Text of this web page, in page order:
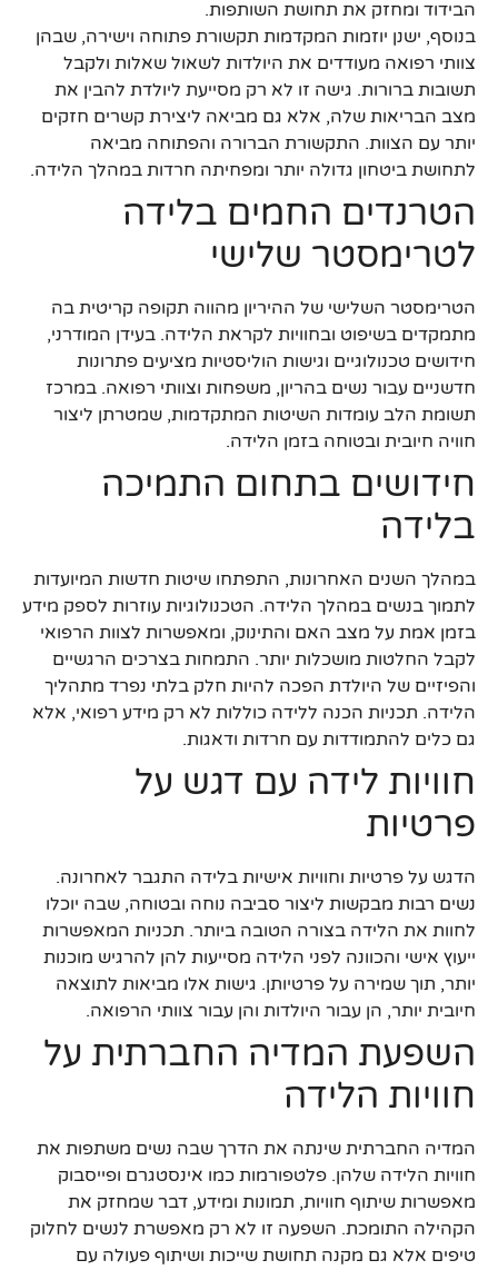
הבידוד ומחזק את תחושת השותפות.
בנוסף, ישנן יוזמות המקדמות תקשורת פתוחה וישירה, שבהן
צוותי רפואה מעודדים את היולדות לשאול שאלות ולקבל
תשובות ברורות. גישה זו לא רק מסייעת ליולדת להבין את
מצב הבריאות שלה, אלא גם מביאה ליצירת קשרים חזקים
יותר עם הצוות. התקשורת הברורה והפתוחה מביאה
לתחושת ביטחון גדולה יותר ומפחיתה חרדות במהלך הלידה.
הטרנדים החמים בלידה
לטרימסטר שלישי
הטרימסטר השלישי של ההיריון מהווה תקופה קריטית בה
מתמקדים בשיפוט ובחוויות לקראת הלידה. בעידן המודרני,
חידושים טכנולוגיים וגישות הוליסטיות מציעים פתרונות
חדשניים עבור נשים בהריון, משפחות וצוותי רפואה. במרכז
תשומת הלב עומדות השיטות המתקדמות, שמטרתן ליצור
חוויה חיובית ובטוחה בזמן הלידה.
חידושים בתחום התמיכה
בלידה
במהלך השנים האחרונות, התפתחו שיטות חדשות המיועדות
לתמוך בנשים במהלך הלידה. הטכנולוגיות עוזרות לספק מידע
בזמן אמת על מצב האם והתינוק, ומאפשרות לצוות הרפואי
לקבל החלטות מושכלות יותר. התמחות בצרכים הרגשיים
והפיזיים של היולדת הפכה להיות חלק בלתי נפרד מתהליך
הלידה. תכניות הכנה ללידה כוללות לא רק מידע רפואי, אלא
גם כלים להתמודדות עם חרדות ודאגות.
חוויות לידה עם דגש על
פרטיות
הדגש על פרטיות וחוויות אישיות בלידה התגבר לאחרונה.
נשים רבות מבקשות ליצור סביבה נוחה ובטוחה, שבה יוכלו
לחוות את הלידה בצורה הטובה ביותר. תכניות המאפשרות
ייעוץ אישי והכוונה לפני הלידה מסייעות להן להרגיש מוכנות
יותר, תוך שמירה על פרטיותן. גישות אלו מביאות לתוצאה
חיובית יותר, הן עבור היולדות והן עבור צוותי הרפואה.
השפעת המדיה החברתית על
חוויות הלידה
המדיה החברתית שינתה את הדרך שבה נשים משתפות את
חוויות הלידה שלהן. פלטפורמות כמו אינסטגרם ופייסבוק
מאפשרות שיתוף חוויות, תמונות ומידע, דבר שמחזק את
הקהילה התומכת. השפעה זו לא רק מאפשרת לנשים לחלוק
טיפים אלא גם מקנה תחושת שייכות ושיתוף פעולה עם